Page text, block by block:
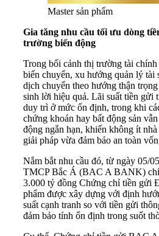
Master sản phẩm
Gia tăng nhu cầu tối ưu dòng
trường biến động
Trong bối cảnh thị trường tài
biến chuyển, xu hướng quản lý tài
dịch chuyển theo hướng thận
sinh lời hiệu quả. Lãi suất tiền gửi
duy trì ở mức ổn định, trong khi
chứng khoán hay bất động sản
động ngắn hạn, khiến không ít
giải pháp vừa đảm bảo an toàn
Nắm bắt nhu cầu đó, từ ngày 05/
TMCP Bắc Á (BAC A BANK)
3.000 tỷ đồng Chứng chỉ tiền gửi
phẩm được xây dựng với định
suất cạnh tranh so với tiền gửi
đảm bảo tính ổn định trong suốt